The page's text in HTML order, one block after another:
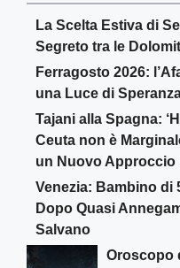
La Scelta Estiva di
Segreto tra le
Ferragosto 2026:
una Luce di
Tajani alla Spagna:
Ceuta non è
un Nuovo Approccio
Venezia: Bambino di
Dopo Quasi
Salvano
Oroscopo